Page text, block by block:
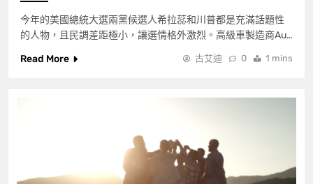
今年的美國總統大選兩黨候選人希拉蕊和川普都是充滿話題性
的人物，且民調差距極小，讓選情格外激烈。高級車製造商Au…
Read More
古艾迪 0 1 mins